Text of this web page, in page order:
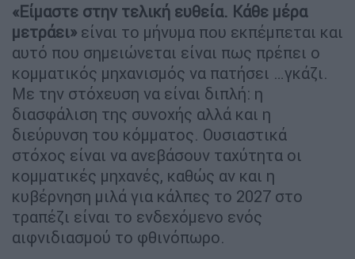
«Είμαστε στην τελική ευθεία. Κάθε μέρα
μετράει» είναι το μήνυμα που εκπέμπεται και
αυτό που σημειώνεται είναι πως πρέπει ο
κομματικός μηχανισμός να πατήσει …γκάζι.
Με την στόχευση να είναι διπλή: η
διασφάλιση της συνοχής αλλά και η
διεύρυνση του κόμματος. Ουσιαστικά
στόχος είναι να ανεβάσουν ταχύτητα οι
κομματικές μηχανές, καθώς αν και η
κυβέρνηση μιλά για κάλπες το 2027 στο
τραπέζι είναι το ενδεχόμενο ενός
αιφνιδιασμού το φθινόπωρο.